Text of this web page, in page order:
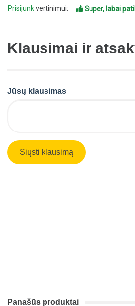
Prisijunkvertinimui: Super, labai
Klausimai ir
Jūsų klausimas
Panašūs produktai